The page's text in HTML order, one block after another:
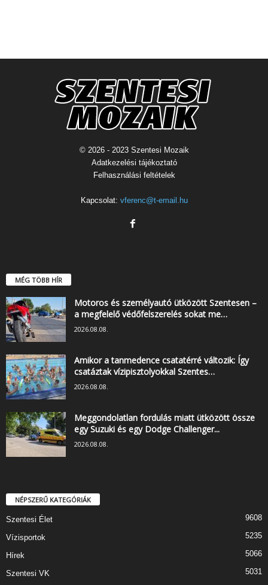
© 2026 - 2023 Szentesi Mozaik
Adatkezelési tájékoztató
Felhasználási feltételek
Kapcsolat: vferenc@t-email.hu
MÉG TÖBB HÍR
Motoros és személyautó ütközött Szentesen –
a megfelelő védőfelszerelés sokat me…
2026.08.08.
Amikor a tanmedence csatatérré változik: Így
csatáztak vízipisztolyokkal Szentes…
2026.08.08.
Meggondolatlan fordulás miatt ütközött össze
egy Suzuki és egy Dodge Challenger...
2026.08.08.
NÉPSZERŰ KATEGÓRIÁK
Szentesi Élet 9608
Vízisportok 5235
Hírek 5066
Szentesi VK 5031